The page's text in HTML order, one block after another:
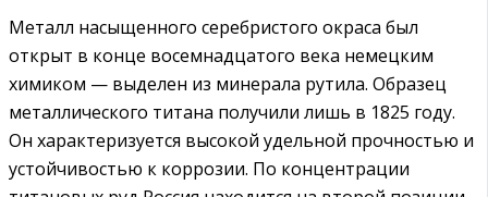
Металл насыщенного серебристого окраса был
открыт в конце восемнадцатого века немецким
химиком — выделен из минерала рутила. Образец
металлического титана получили лишь в 1825 году.
Он характеризуется высокой удельной прочностью и
устойчивостью к коррозии. По концентрации